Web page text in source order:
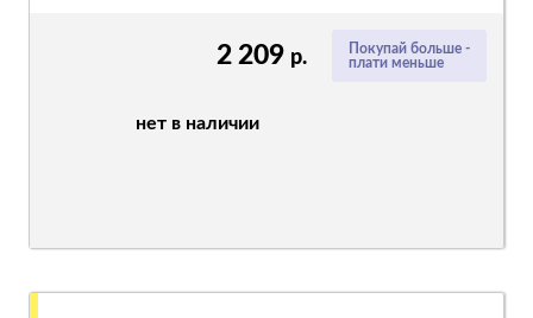
Покупай больше -
плати меньше
2 209 р.
нет в наличии